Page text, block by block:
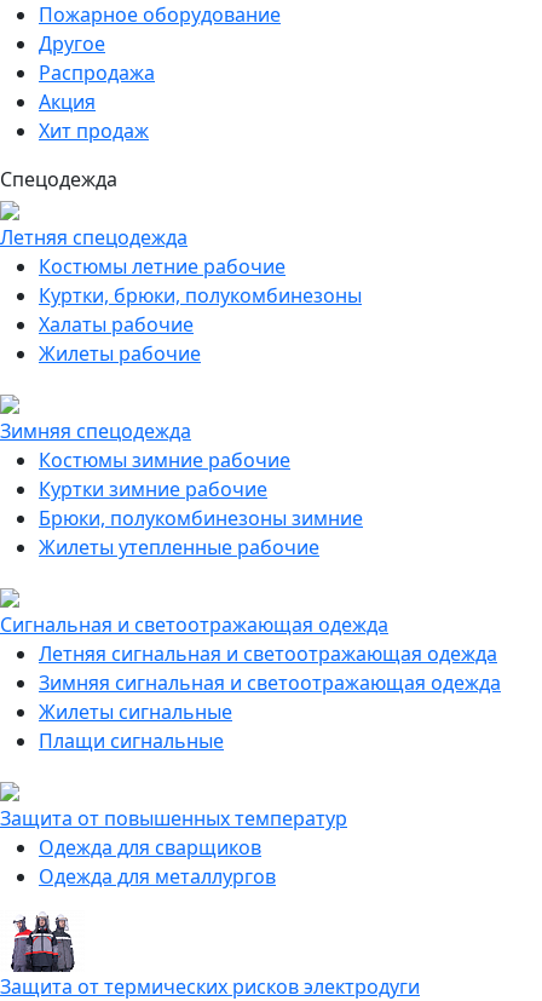
Пожарное оборудование
Другое
Распродажа
Акция
Хит продаж
Спецодежда
Летняя спецодежда
Костюмы летние рабочие
Куртки, брюки, полукомбинезоны
Халаты рабочие
Жилеты рабочие
Зимняя спецодежда
Костюмы зимние рабочие
Куртки зимние рабочие
Брюки, полукомбинезоны зимние
Жилеты утепленные рабочие
Сигнальная и светоотражающая одежда
Летняя сигнальная и светоотражающая одежда
Зимняя сигнальная и светоотражающая одежда
Жилеты сигнальные
Плащи сигнальные
Защита от повышенных температур
Одежда для сварщиков
Одежда для металлургов
Защита от термических рисков электродуги